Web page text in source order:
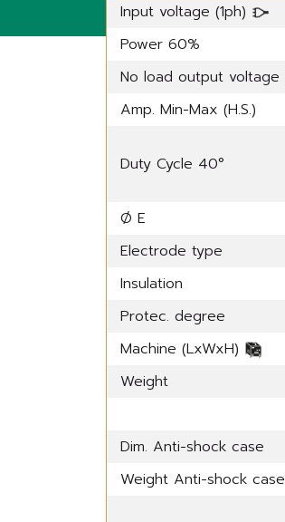
Input voltage (1ph)
Power 60%
No load output voltage
Amp. Min-Max (H.S.)
Duty Cycle 40°
Ø E
Electrode type
Insulation
Protec. degree
Machine (LxWxH)
Weight
Dim. Anti-shock case
Weight Anti-shock case